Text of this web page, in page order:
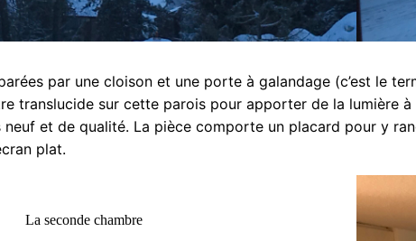
par une cloison et une porte à galandage (c’est le
translucide sur cette parois pour apporter de la lumière
et de qualité. La pièce comporte un placard pour y
plat.
La seconde chambre